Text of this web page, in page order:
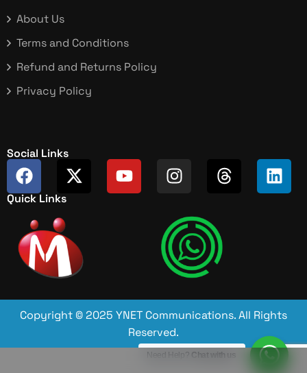
About Us
Terms and Conditions
Refund and Returns Policy
Privacy Policy
Social Links
Quick Links
Copyright © 2025 YNET Communications. All Rights
Reserved.
Need Help? Chat with us